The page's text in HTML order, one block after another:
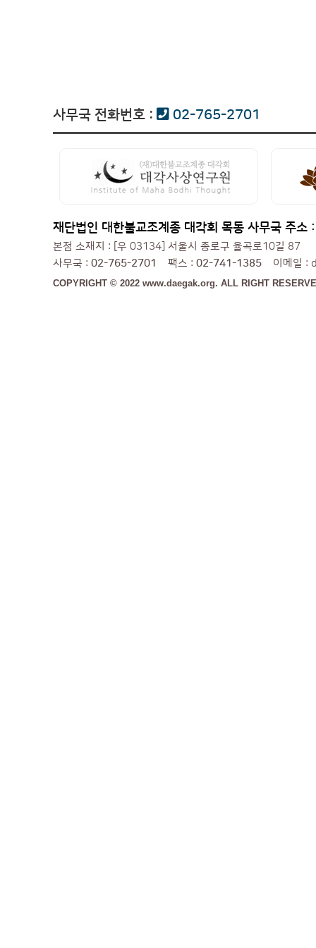
사무국 전화번호 : 02-765-2701
재단법인 대한불교조계종 대각회 목동 사무국 주
본점 소재지 : [우 03134] 서울시 종로구 율곡로10길 87
사무국 : 02-765-2701 팩스 : 02-741-1385 이메일 :
COPYRIGHT © 2022 www.daegak.org. ALL RIGHT